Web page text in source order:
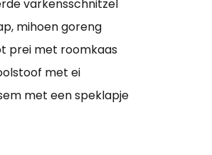
varkensschnitzel
mihoen goreng
prei met roomkaas
met ei
met een speklapje